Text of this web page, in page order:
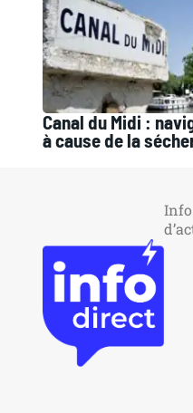
Canal du Midi :
à cause de la